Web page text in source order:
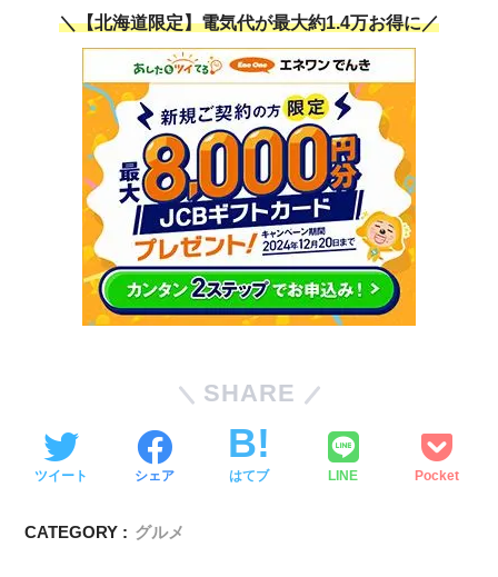
＼【北海道限定】電気代が最大約1.4万お得に／
SHARE
ツイート シェア はてブ LINE Pocket
CATEGORY : グルメ